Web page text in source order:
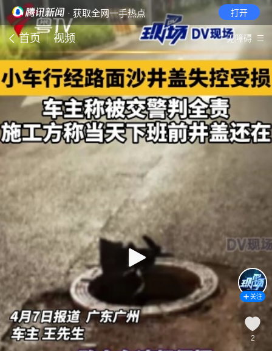
· 获取全网一手热点 打开
首页 视频 无障碍
关注
2